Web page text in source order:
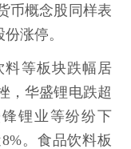
币概念股同样表
涨停。
料等板块跌幅居
，华盛锂电跌超
锂业等纷纷下
。食品饮料板